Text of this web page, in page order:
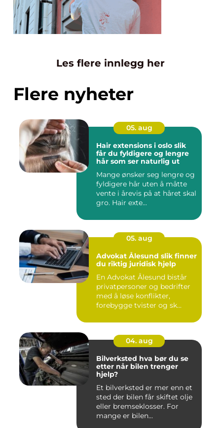
Les flere innlegg her
Flere nyheter
05. aug
Hair extensions i oslo slik
får du fyldigere og lengre
hår som ser naturlig ut
Mange ønsker seg lengre og
fyldigere hår uten å måtte
vente i årevis på at håret skal
gro. Hair exte...
05. aug
Advokat Ålesund slik finner
du riktig juridisk hjelp
En Advokat Ålesund bistår
privatpersoner og bedrifter
med å løse konflikter,
forebygge tvister og sk...
04. aug
Bilverksted hva bør du se
etter når bilen trenger
hjelp?
Et bilverksted er mer enn et
sted der bilen får skiftet olje
eller bremseklosser. For
mange er bilen...